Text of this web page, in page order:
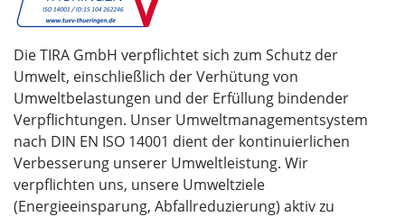
Die TIRA GmbH verpflichtet sich zum Schutz der
Umwelt, einschließlich der Verhütung von
Umweltbelastungen und der Erfüllung bindender
Verpflichtungen. Unser Umweltmanagementsystem
nach DIN EN ISO 14001 dient der kontinuierlichen
Verbesserung unserer Umweltleistung. Wir
verpflichten uns, unsere Umweltziele
(Energieeinsparung, Abfallreduzierung) aktiv zu